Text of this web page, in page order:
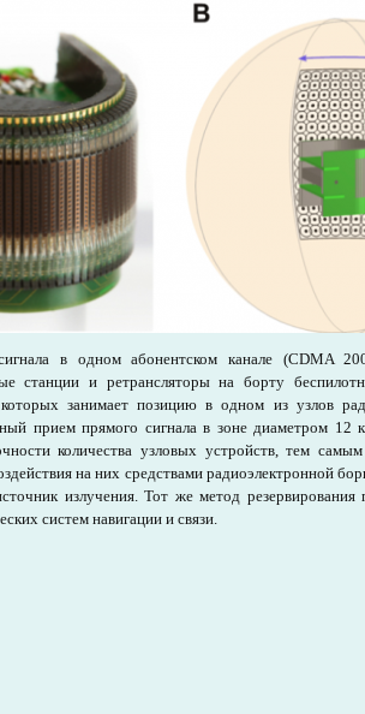
в одном абонентском канале (CDMA
станции и ретрансляторы на борту
занимает позицию в одном из узлов
прием прямого сигнала в зоне диаметром 12
количества узловых устройств, тем самым
на них средствами радиоэлектронной
излучения. Тот же метод резервирования
систем навигации и связи.